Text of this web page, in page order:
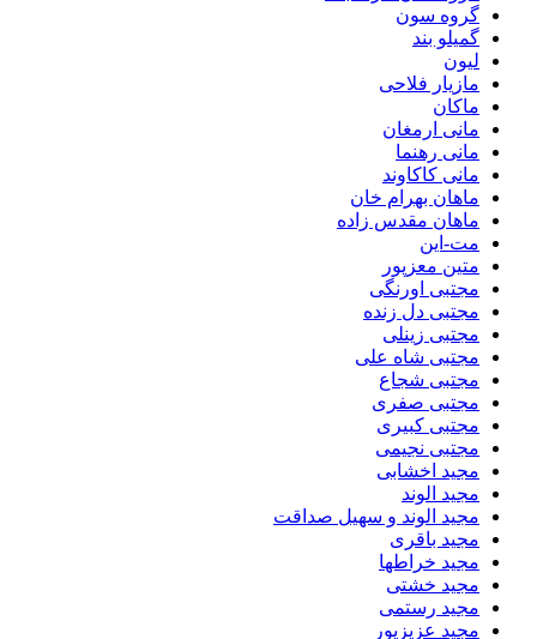
گروه سون
گمیلو بند
لیون
مازیار فلاحی
ماکان
مانی ارمغان
مانی رهنما
مانی کاکاوند
ماهان بهرام خان
ماهان مقدس زاده
مت-این
متین معزپور
مجتبی اورنگی
مجتبی دل زنده
مجتبی زینلی
مجتبی شاه علی
مجتبی شجاع
مجتبی صفری
مجتبی کبیری
مجتبی نجیمی
مجید اخشابی
مجید الوند‎
مجید الوند و سهیل صداقت
مجید باقری
مجید خراطها
مجید خشتی
مجید رستمی
مجید عزیزپور